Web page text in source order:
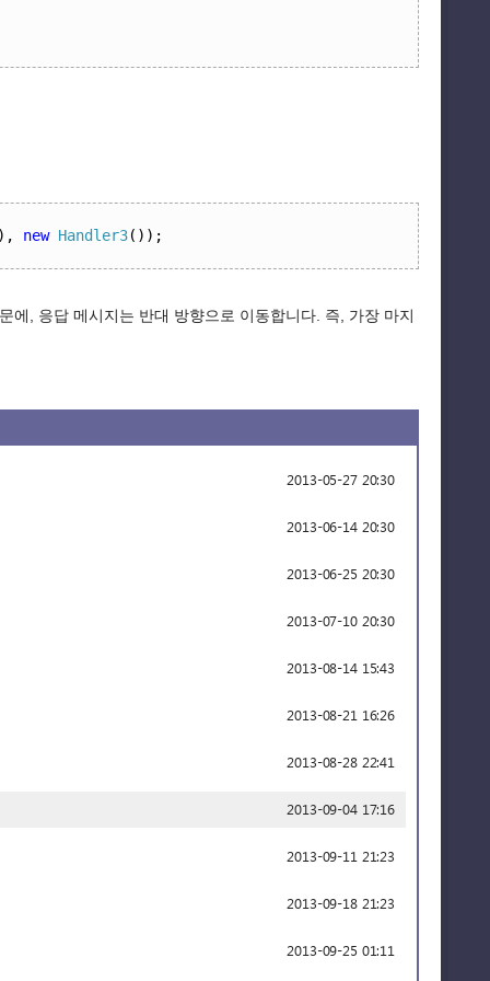
new Handler3());
에, 응답 메시지는 반대 방향으로 이동합니다. 즉, 가장 마지
2013-05-27 20:30
2013-06-14 20:30
2013-06-25 20:30
2013-07-10 20:30
2013-08-14 15:43
2013-08-21 16:26
2013-08-28 22:41
2013-09-04 17:16
2013-09-11 21:23
2013-09-18 21:23
2013-09-25 01:11